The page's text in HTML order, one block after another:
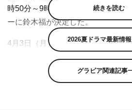
時50分～9時※一部地域を除く）の
ーに鈴木福が決定した。
4月3日（月）から、新出演者＆新
ポンの朝を変える！ZIP!×DayDay.
で、新木曜パーソナリティーに鈴
続きを読む
2026夏ドラマ最新情
グラビア関連記事